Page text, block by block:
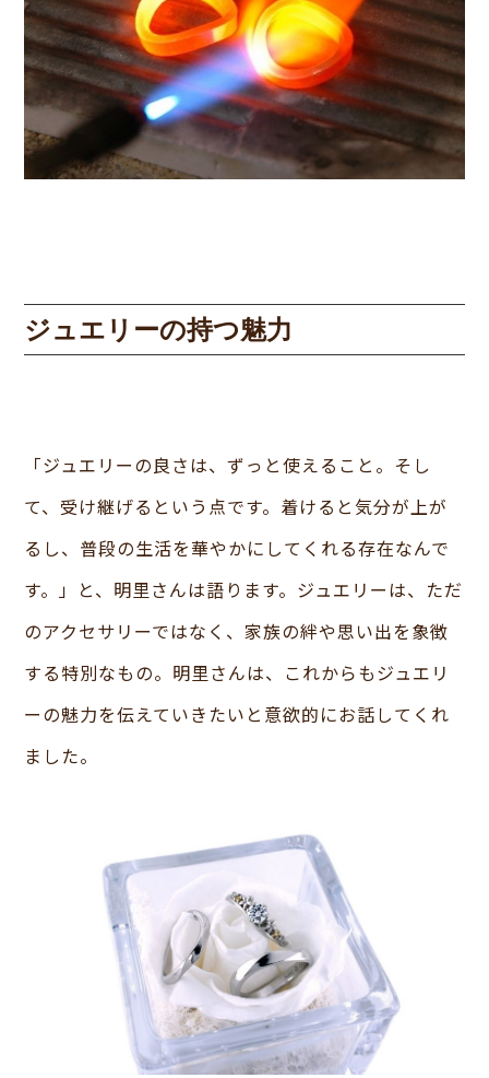
ジュエリーの持つ魅力
「ジュエリーの良さは、ずっと使えること。そし
て、受け継げるという点です。着けると気分が上が
るし、普段の生活を華やかにしてくれる存在なんで
す。」と、明里さんは語ります。ジュエリーは、ただ
のアクセサリーではなく、家族の絆や思い出を象徴
する特別なもの。明里さんは、これからもジュエリ
ーの魅力を伝えていきたいと意欲的にお話してくれ
ました。